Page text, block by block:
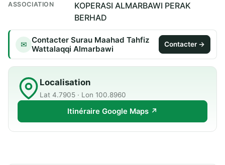
ASSOCIATION
KOPERASI ALMARBAWI PERAK
BERHAD
✉ Contacter Surau Maahad Tahfiz
Wattalaqqi Almarbawi
Contacter →
Localisation
Lat 4.7905 · Lon 100.8960
Itinéraire Google Maps ↗